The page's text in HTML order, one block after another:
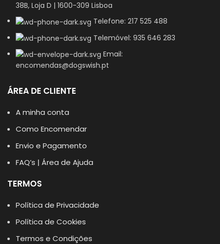
38B, Loja D | 1600-309 Lisboa
Telefone: 217 525 488
Telemóvel: 935 646 283
Email:
encomendas@dogswish.pt
ÁREA DE CLIENTE
A minha conta
Como Encomendar
Envio e Pagamento
FAQ’s | Área de Ajuda
TERMOS
Política de Privacidade
Política de Cookies
Termos e Condições